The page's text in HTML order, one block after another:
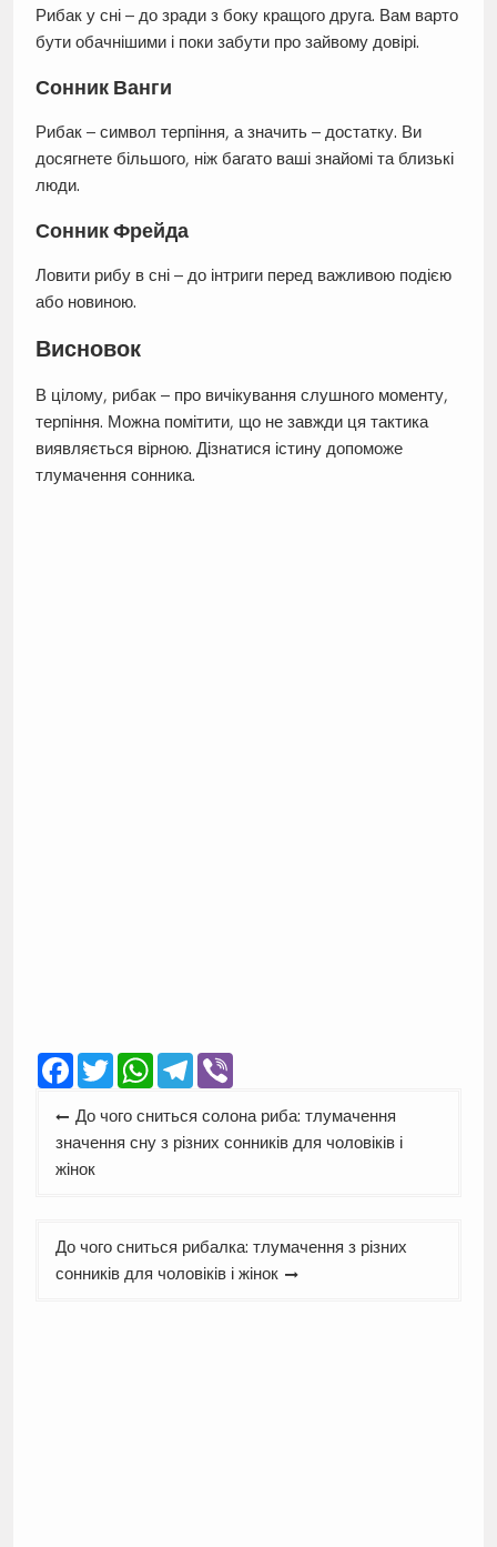
Рибак у сні – до зради з боку кращого друга. Вам варто
бути обачнішими і поки забути про зайвому довірі.
Сонник Ванги
Рибак – символ терпіння, а значить – достатку. Ви
досягнете більшого, ніж багато ваші знайомі та близькі
люди.
Сонник Фрейда
Ловити рибу в сні – до інтриги перед важливою подією
або новиною.
Висновок
В цілому, рибак – про вичікування слушного моменту,
терпіння. Можна помітити, що не завжди ця тактика
виявляється вірною. Дізнатися істину допоможе
тлумачення сонника.
Facebook
TwitterWhatsApp
Telegram
Viber
Навігація
записів
До чого сниться солона риба: тлумачення
значення сну з різних сонників для чоловіків і
жінок
До чого сниться рибалка: тлумачення з різних
сонників для чоловіків і жінок